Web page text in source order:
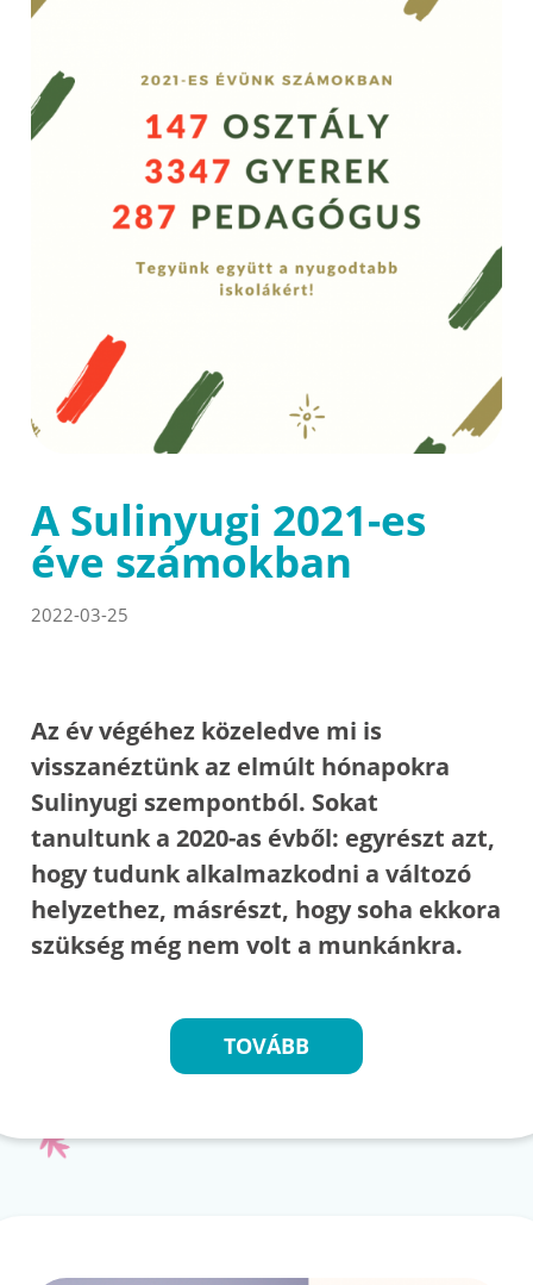
A Sulinyugi 2021-es
éve számokban
2022-03-25
Az év végéhez közeledve mi is
visszanéztünk az elmúlt hónapokra
Sulinyugi szempontból. Sokat
tanultunk a 2020-as évből: egyrészt azt,
hogy tudunk alkalmazkodni a változó
helyzethez, másrészt, hogy soha ekkora
szükség még nem volt a munkánkra.
TOVÁBB